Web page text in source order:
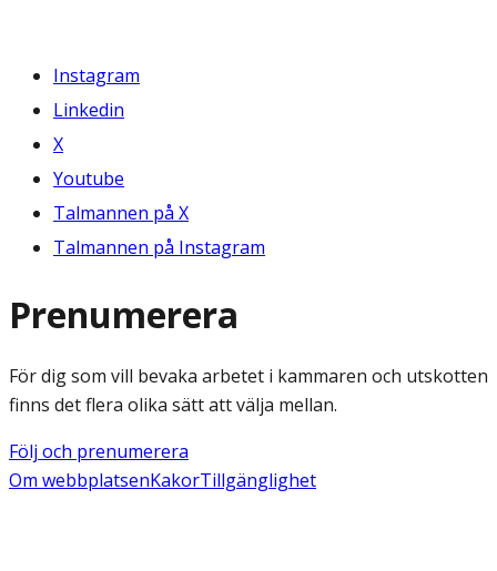
Instagram
Linkedin
X
Youtube
Talmannen på X
Talmannen på Instagram
Prenumerera
För dig som vill bevaka arbetet i kammaren och utskotten
finns det flera olika sätt att välja mellan.
Följ och prenumerera
Om webbplatsenKakorTillgänglighet